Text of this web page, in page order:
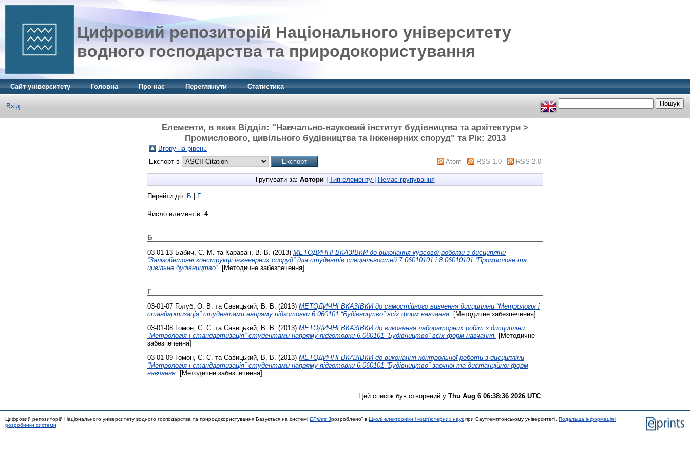
Цифровий репозиторій Національного університету
водного господарства та природокористування
Сайт університету Головна Про нас Переглянути Статистика
Вхід
Елементи, в яких Відділ: "Навчально-науковий інститут будівництва та архітектури >
Промислового, цивільного будівництва та інженерних споруд" та Рік: 2013
Вгору на рівень
Експорт в
Atom RSS 1.0 RSS 2.0
Групувати за: Автори| Тип елементу Немає групування
Перейти до: Б Г
Число елементів: 4.
Б
03-01-13 Бабич, Є. М. та Караван, В. В. (2013) МЕТОДИЧНІ ВКАЗІВКИ до виконання курсової роботи з дисципліни
“Залізобетонні конструкції інженерних споруд” для студентів спеціальностей 7.06010101 і 8.06010101 “Промислове та
цивільне будівництво”. [Методичне забезпечення]
Г
03-01-07 Голуб, О. В. та Савицький, В. В. (2013) МЕТОДИЧНІ ВКАЗІВКИ до самостійного вивчення дисципліни “Метрологія і
стандартизація” студентами напряму підготовки 6.060101 “Будівництво” всіх форм навчання. [Методичне забезпечення]
03-01-08 Гомон, С. С. та Савицький, В. В. (2013) МЕТОДИЧНІ ВКАЗІВКИ до виконання лабораторних робіт з дисципліни
“Метрологія і стандартизація” студентами напряму підготовки 6.060101 “Будівництво” всіх форм навчання. [Методичне
забезпечення]
03-01-09 Гомон, С. С. та Савицький, В. В. (2013) МЕТОДИЧНІ ВКАЗІВКИ до виконання контрольної роботи з дисципліни
“Метрологія і стандартизація” студентами напряму підготовки 6.060101 “Будівництво” заочної та дистанційної форм
навчання. [Методичне забезпечення]
Цей список був створений у Thu Aug 6 06:38:36 2026 UTC.
Цифровий репозиторій Національного університету водного господарства та природокористування Базується на системі EPrints 3розробленої в Школі електроніки і комп'ютерних наук при Саутгемптонському університеті. Подальша інформація і
розробники системи